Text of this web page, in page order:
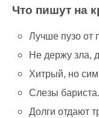
Что пишут на
Лучше пузо от
Не держу зла,
Хитрый, но
Слезы бариста.
Долги отдают